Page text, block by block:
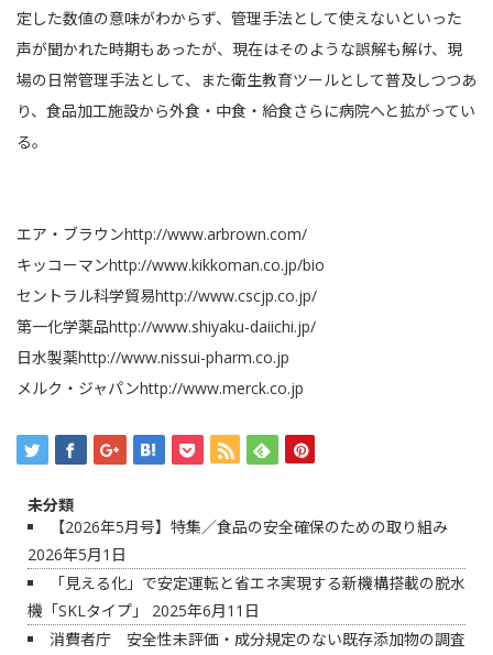
定した数値の意味がわからず、管理手法として使えないといった
声が聞かれた時期もあったが、現在はそのような誤解も解け、現
場の日常管理手法として、また衛生教育ツールとして普及しつつあ
り、食品加工施設から外食・中食・給食さらに病院へと拡がってい
る。
エア・ブラウンhttp://www.arbrown.com/
キッコーマンhttp://www.kikkoman.co.jp/bio
セントラル科学貿易http://www.cscjp.co.jp/
第一化学薬品http://www.shiyaku-daiichi.jp/
日水製薬http://www.nissui-pharm.co.jp
メルク・ジャパンhttp://www.merck.co.jp
未分類
【2026年5月号】特集／食品の安全確保のための取り組み
2026年5月1日
「見える化」で安定運転と省エネ実現する新機構搭載の脱水
機「SKLタイプ」
2025年6月11日
消費者庁 安全性未評価・成分規定のない既存添加物の調査